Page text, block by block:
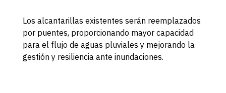
Los alcantarillas existentes serán reemplazados
por puentes, proporcionando mayor capacidad
para el flujo de aguas pluviales y mejorando la
gestión y resiliencia ante inundaciones.